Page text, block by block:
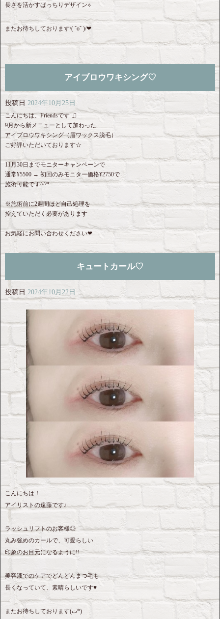
長さを活かすぱっちりデザイン⟡
またお待ちしております\( ˆoˆ )/❤︎
アイブロウワキシング♡
投稿日 2024年10月25日
こんにちは、Friendsです¨̮⃝
9月から新メニューとして加わった
アイブロウワキシング（眉ワックス脱毛）
ご好評いただいております︎‪☆
11月30日までモニターキャンペーンで
通常¥5500 → 初回のみモニター価格¥2750で
施術可能です^^*
※施術前に2週間ほど自己処理を
控えていただく必要があります
お気軽にお問い合わせください︎❤︎
キュートカール♡
投稿日 2024年10月22日
こんにちは！
アイリストの遠藤です♩
ラッシュリフトのお客様◎
丸み強めのカールで、可愛らしい
印象のお目元になるように!!
美容液でのケアでどんどんまつ毛も
長くなっていて、素晴らしいです♥
またお待ちしております‎(ت*)